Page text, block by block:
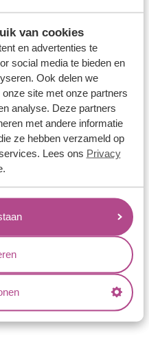
van cookies
en advertenties te
social media te bieden en
Ook delen we
site met onze partners
analyse. Deze partners
met andere informatie
ze hebben verzameld op
Lees ons Privacy